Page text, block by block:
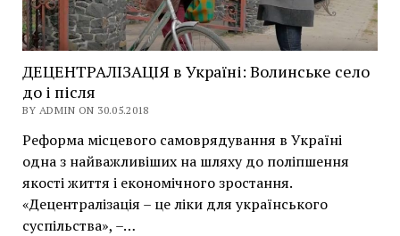
ДЕЦЕНТРАЛІЗАЦІЯ в Україні: Волинське село
до і після
BY ADMIN ON 30.05.2018
Реформа місцевого самоврядування в Україні
одна з найважливіших на шляху до поліпшення
якості життя і економічного зростання.
«Децентралізація – це ліки для українського
суспільства», –…